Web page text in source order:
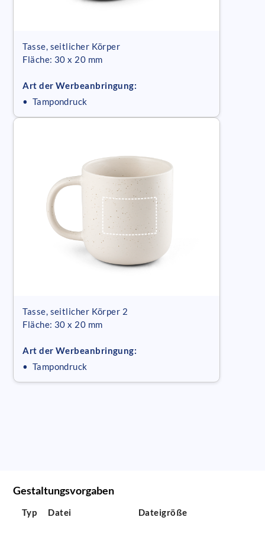
Tasse, seitlicher Körper
Fläche: 30 x 20 mm
Art der Werbeanbringung:
• Tampondruck
Tasse, seitlicher Körper 2
Fläche: 30 x 20 mm
Art der Werbeanbringung:
• Tampondruck
Gestaltungsvorgaben
Typ Datei Dateigröße